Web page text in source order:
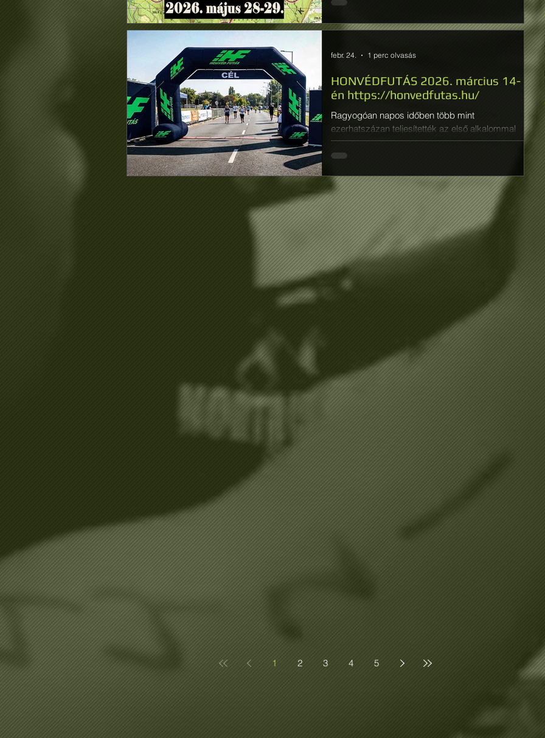
HONVÉDFUTÁS 2026. március 14-
én https://honvedfutas.hu/
Ragyogóan napos időben több mint
ezerhatszázan teljesítették az első alkalommal
megrendezett Honvédfutást Budapesten. Ezt írja a
honvedelem.hu : https://honvedelem.hu/hirek/az-
febr. 24. 1 perc olvasás
1 2 3 4 5